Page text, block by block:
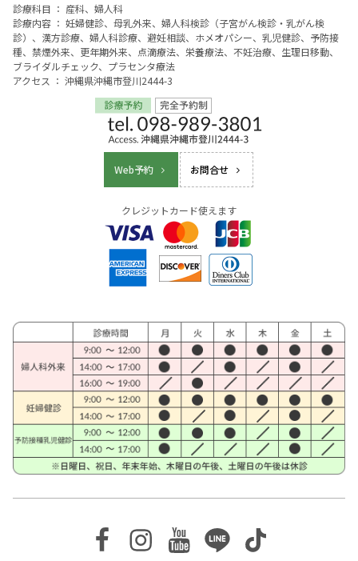
診療科目 ： 産科、婦人科
診療内容 ： 妊婦健診、母乳外来、婦人科検診（子宮がん検診・乳がん検
診）、漢方診療、婦人科診療、避妊相談、ホメオパシー、乳児健診、予防接
種、禁煙外来、更年期外来、点滴療法、栄養療法、不妊治療、生理日移動、
ブライダルチェック、プラセンタ療法
アクセス ： 沖縄県沖縄市登川2444-3
Web予約 お問合せ
クレジットカード使えます
Facebook
Instagram
Youtube
LineTikTok